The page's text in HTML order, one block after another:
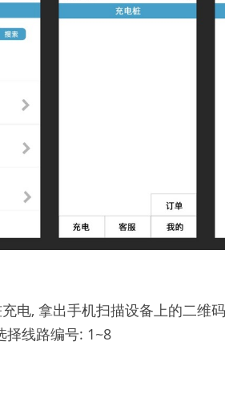
电, 拿出手机扫描设备上的二维码
择线路编号: 1~8